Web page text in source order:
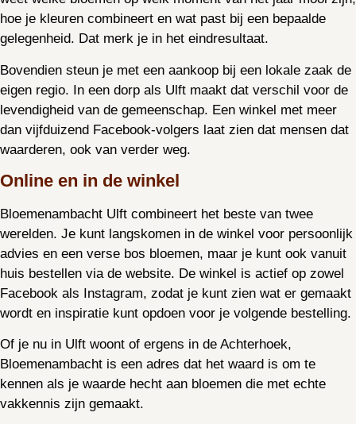
hoe je kleuren combineert en wat past bij een bepaalde
gelegenheid. Dat merk je in het eindresultaat.
Bovendien steun je met een aankoop bij een lokale zaak de
eigen regio. In een dorp als Ulft maakt dat verschil voor de
levendigheid van de gemeenschap. Een winkel met meer
dan vijfduizend Facebook-volgers laat zien dat mensen dat
waarderen, ook van verder weg.
Online en in de winkel
Bloemenambacht Ulft combineert het beste van twee
werelden. Je kunt langskomen in de winkel voor persoonlijk
advies en een verse bos bloemen, maar je kunt ook vanuit
huis bestellen via de website. De winkel is actief op zowel
Facebook als Instagram, zodat je kunt zien wat er gemaakt
wordt en inspiratie kunt opdoen voor je volgende bestelling.
Of je nu in Ulft woont of ergens in de Achterhoek,
Bloemenambacht is een adres dat het waard is om te
kennen als je waarde hecht aan bloemen die met echte
vakkennis zijn gemaakt.